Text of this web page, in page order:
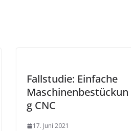
Fallstudie: Einfache
Maschinenbestückun
g CNC
17. Juni 2021